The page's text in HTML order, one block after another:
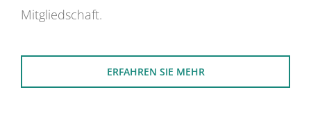
Mitgliedschaft.
ERFAHREN SIE MEHR